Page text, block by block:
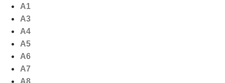
naar
inhoud
A1
A3
A4
A5
A6
A7
A8